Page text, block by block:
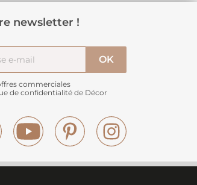
newsletter !
commerciales
de confidentialité de Décor
Facebook YouTube Pinterest